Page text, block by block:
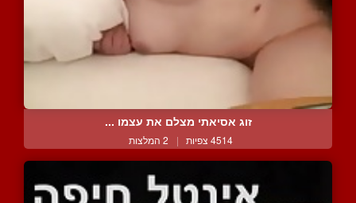
זוג אסיאתי מצלם את עצמו ...
4514 צפיות | 2 המלצות